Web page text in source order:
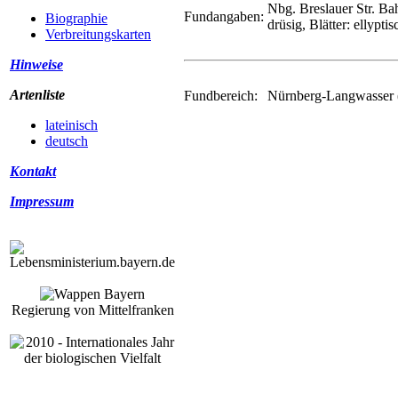
Biographie
Verbreitungskarten
Hinweise
Artenliste
lateinisch
deutsch
Kontakt
Impressum
Regierung von Mittelfranken
Fundangaben:
Nbg. Breslauer Str.
drüsig, Blätter:
Fundbereich: Nürnberg-Langwasser